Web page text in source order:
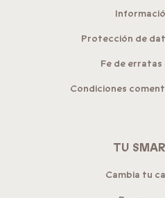
Protección de
Fe de
Condiciones
TU
Cambia tu